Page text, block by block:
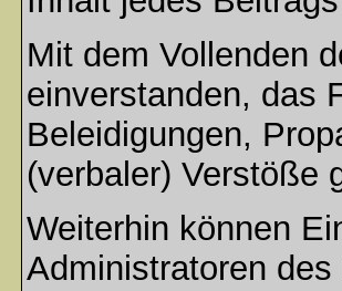
Mit dem Vollenden
einverstanden, das
Beleidigungen,
(verbaler) Verstöße
Weiterhin können
Administratoren